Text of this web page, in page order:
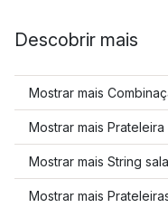
Descobrir mais
Mostrar mais
Mostrar mais Prateleira
Mostrar mais String
Mostrar mais